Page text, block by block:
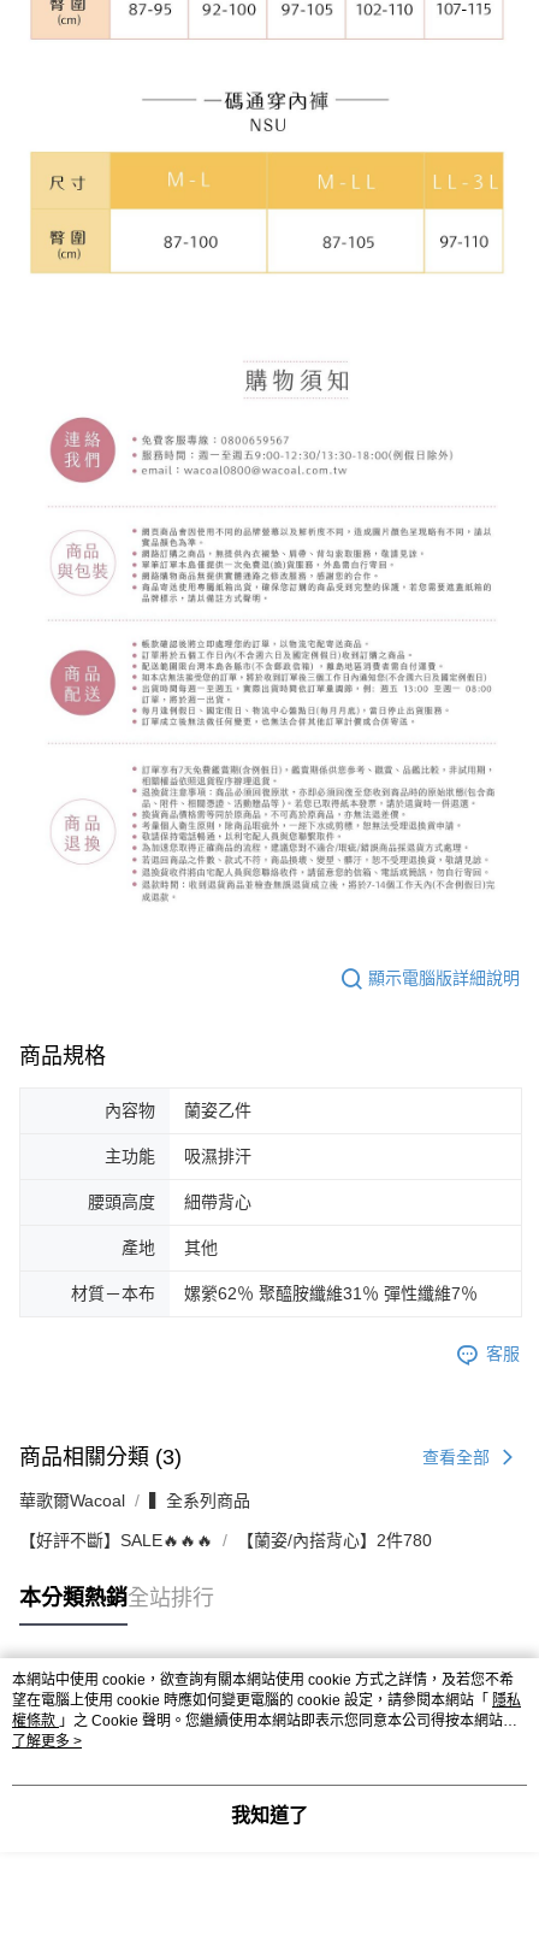
顯示電腦版詳細說明
商品規格
內容物 蘭姿乙件
主功能 吸濕排汗
腰頭高度 細帶背心
產地 其他
材質－本布 嫘縈62％ 聚醯胺纖維31％ 彈性纖維7％
客服
商品相關分類 (3) 查看全部
華歌爾Wacoal ▍全系列商品
【好評不斷】SALE🔥🔥🔥 【蘭姿/內搭背心】2件780
本分類熱銷全站排行
熱門標籤
本網站中使用 cookie，欲查詢有關本網站使用 cookie 方式之詳情，及若您不希
望在電腦上使用 cookie 時應如何變更電腦的 cookie 設定，請參閱本網站「 隱私
權條款 」之 Cookie 聲明。您繼續使用本網站即表示您同意本公司得按本網站使
用條款之 Cookie 聲明使用 cookie。
了解更多 >
我知道了